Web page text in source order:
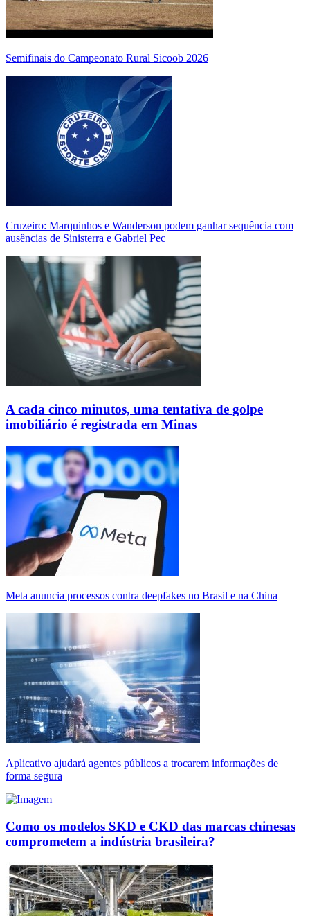
Semifinais do Campeonato Rural Sicoob 2026
Cruzeiro: Marquinhos e Wanderson podem ganhar sequência com
ausências de Sinisterra e Gabriel Pec
A cada cinco minutos, uma tentativa de golpe
imobiliário é registrada em Minas
Meta anuncia processos contra deepfakes no Brasil e na China
Aplicativo ajudará agentes públicos a trocarem informações de
forma segura
Como os modelos SKD e CKD das marcas chinesas
comprometem a indústria brasileira?